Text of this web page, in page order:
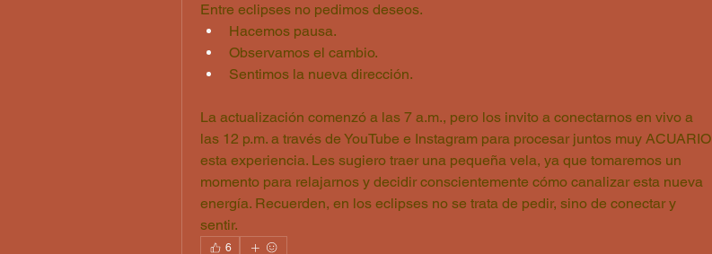
Entre eclipses no pedimos deseos.
Hacemos pausa.
Observamos el cambio.
Sentimos la nueva dirección.
La actualización comenzó a las 7 a.m., pero los invito a conectarnos en vivo a
las 12 p.m. a través de YouTube e Instagram para procesar juntos muy ACUARIO
esta experiencia. Les sugiero traer una pequeña vela, ya que tomaremos un
momento para relajarnos y decidir conscientemente cómo canalizar esta nueva
energía. Recuerden, en los eclipses no se trata de pedir, sino de conectar y
sentir.
6